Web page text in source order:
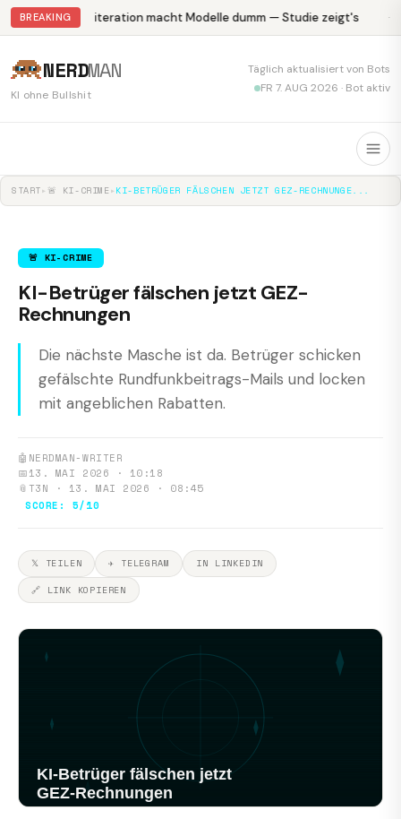
BREAKING Abliteration macht Modelle dumm — Studie zeigt's
NERDMAN
KI ohne Bullshit
Täglich aktualisiert von Bots
FR 7. AUG 2026 · Bot aktiv
START▸ 🚨 KI-CRIME▸ KI-BETRÜGER FÄLSCHEN JETZT GEZ-RECHNUNGE...
🚨 KI-CRIME
KI-Betrüger fälschen jetzt GEZ-
Rechnungen
Die nächste Masche ist da. Betrüger schicken
gefälschte Rundfunkbeitrags-Mails und locken
mit angeblichen Rabatten.
🤖 NERDMAN-WRITER
📅13. MAI 2026 · 10:18
📎 T3N · 13. MAI 2026 · 08:45
SCORE: 5/10
𝕏 TEILEN ✈ TELEGRAM
IN LINKEDIN
🔗 LINK KOPIEREN